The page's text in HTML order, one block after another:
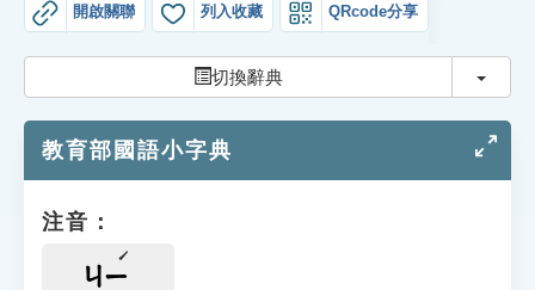
開啟關聯 列入收藏 QRcode分享
切換辭典 切換
教育部國語小字典
注音：
ㄐㄧ